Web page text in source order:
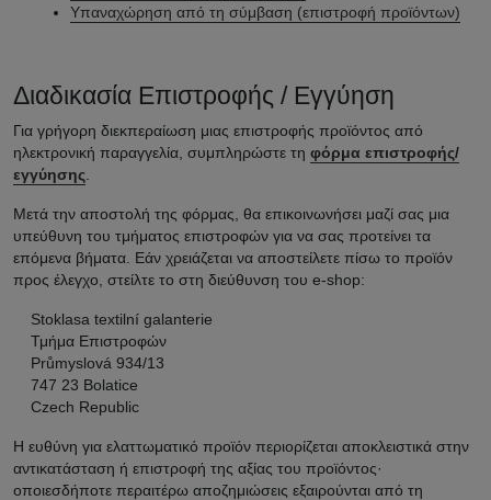
Υπαναχώρηση από τη σύμβαση (επιστροφή προϊόντων)
Διαδικασία Επιστροφής / Εγγύηση
Για γρήγορη διεκπεραίωση μιας επιστροφής προϊόντος από
ηλεκτρονική παραγγελία, συμπληρώστε τη φόρμα επιστροφής/
εγγύησης
Μετά την αποστολή της φόρμας, θα επικοινωνήσει μαζί σας μια
υπεύθυνη του τμήματος επιστροφών για να σας προτείνει τα
επόμενα βήματα. Εάν χρειάζεται να αποστείλετε πίσω το προϊόν
προς έλεγχο, στείλτε το στη διεύθυνση του e-shop:
Stoklasa textilní galanterie
Τμήμα Επιστροφών
Průmyslová 934/13
747 23 Bolatice
Czech Republic
Η ευθύνη για ελαττωματικό προϊόν περιορίζεται αποκλειστικά στην
αντικατάσταση ή επιστροφή της αξίας του προϊόντος·
οποιεσδήποτε περαιτέρω αποζημιώσεις εξαιρούνται από τη